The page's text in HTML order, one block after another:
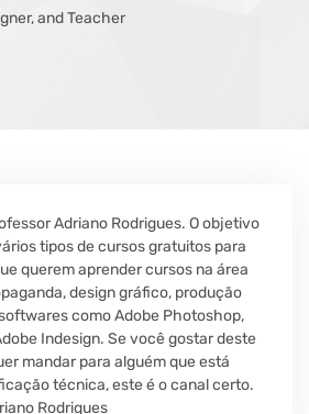
and Teacher
Adriano Rodrigues. O objetivo
tipos de cursos gratuitos para
querem aprender cursos na área
design gráfico, produção
como Adobe Photoshop,
Indesign. Se você gostar deste
mandar para alguém que está
técnica, este é o canal certo.
Rodrigues